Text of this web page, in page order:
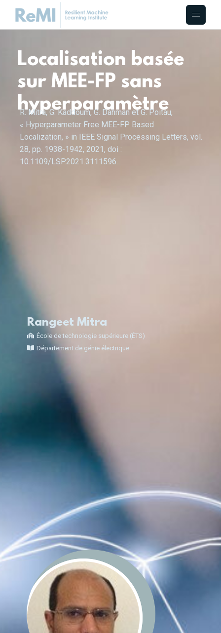
Localisation basée
sur MEE-FP sans
hyperparamètre
R. Mitra, G. Kaddoum, G. Dahman et G. Poitau,
« Hyperparameter Free MEE-FP Based
Localization, » in IEEE Signal Processing Letters, vol.
28, pp. 1938-1942, 2021, doi :
10.1109/LSP.2021.3111596.
Rangeet Mitra
École de technologie supérieure (ÉTS)
Département de génie électrique